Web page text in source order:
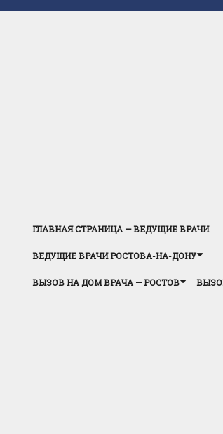
ГЛАВНАЯ СТРАНИЦА — ВЕДУЩИЕ ВРАЧИ
ВЕДУЩИЕ ВРАЧИ РОСТОВА-НА-ДОНУ
ВЫЗОВ НА ДОМ ВРАЧА — РОСТОВ